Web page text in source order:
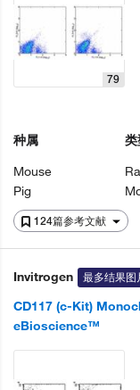
124篇参考文献
79
种属
Mouse
Pig
类
Invitrogen 最多结果图
CD117 (c-Kit)
eBioscience™